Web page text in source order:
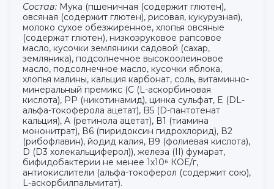
Состав: Мука (пшеничная (содержит глютен),
овсяная (содержит глютен), рисовая, кукурузная),
молоко сухое обезжиренное, хлопья овсяные
(содержат глютен), низкоэруковое рапсовое
масло, кусочки земляники садовой (сахар,
земляника), подсолнечное высокоолеиновое
масло, подсолнечное масло, кусочки яблока,
хлопья малины, кальция карбонат, соль, витаминно-
минеральный премикс (С (L-аскорбиновая
кислота), РР (никотинамид), цинка сульфат, E (DL-
альфа-токоферола ацетат), B5 (D-пантотенат
кальция), A (ретинола ацетат), В1 (тиамина
мононитрат), В6 (пиридоксин гидрохлорид), В2
(рибофлавин), йодид калия, B9 (фолиевая кислота),
D (D3 холекальциферол)), железа (II) фумарат,
бифидобактерии не менее 1х10⁶ КОЕ/г,
антиокислители (альфа-токоферол (содержит сою),
L-аскорбилпальмитат).